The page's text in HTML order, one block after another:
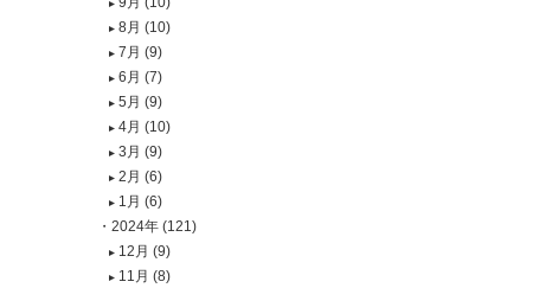
8月 (10)
7月 (9)
6月 (7)
5月 (9)
4月 (10)
3月 (9)
2月 (6)
1月 (6)
2024年 (121)
12月 (9)
11月 (8)